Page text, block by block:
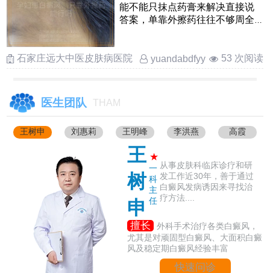
能不能只抹点药膏来解决直接说
答案，单靠外擦药往往不够周全
石家庄远大中医皮肤病医院 yuandabdfyy 53 次阅读
医生团队 THAM
王树申 刘惠莉 王明峰 李洪燕 高霞
王
树
申
★
一
科
主
任
从事皮肤科临床诊疗和研
发工作近30年，善于通过
白癜风发病诱因来寻找治
疗方法....
擅长
外科手术治疗各类白癜风，
尤其是对顽固型白癜风、大面积白癜
风及稳定期白癜风经验丰富
快速问诊